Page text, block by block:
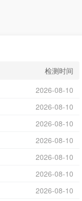
检测时间
2026-08-10
2026-08-10
2026-08-10
2026-08-10
2026-08-10
2026-08-10
2026-08-10